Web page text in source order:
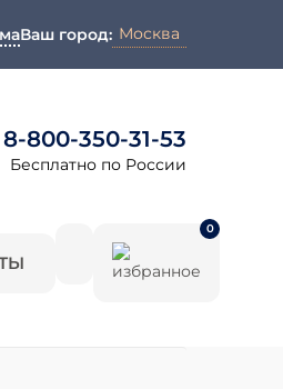
Ваш город: Москва
8-800-350-31-53
Бесплатно по России
0